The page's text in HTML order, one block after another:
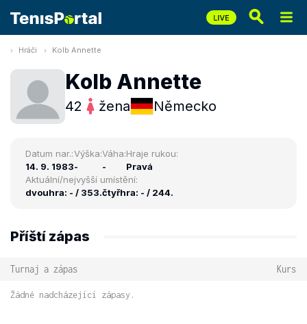
Hráči Kolb Annette
Kolb Annette
42 žena Německo
Datum nar.:
14. 9. 1983
Výška:
-
Váha:
-
Hraje rukou:
Pravá
Aktuální/nejvyšší umístění:
dvouhra: - / 353.čtyřhra: - / 244.
Příští zápas
Turnaj a zápas Kurs
Žádné nadcházející zápasy.